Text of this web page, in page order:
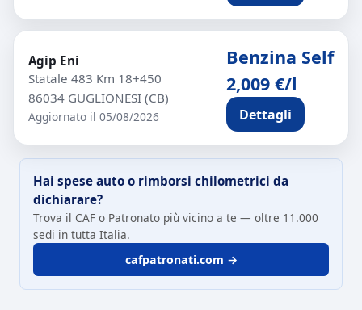
Agip Eni
Statale 483 Km 18+450
86034 GUGLIONESI (CB)
Aggiornato il 05/08/2026
Benzina Self
2,009 €/l
Dettagli
Hai spese auto o rimborsi chilometrici da
dichiarare?
Trova il CAF o Patronato più vicino a te — oltre 11.000
sedi in tutta Italia.
cafpatronati.com →